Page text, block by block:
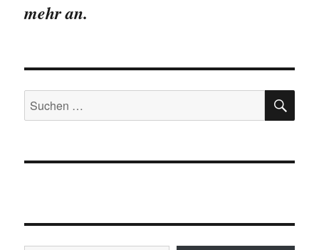
mehr an.
Suchen
nach:
Gib deine E-Mail-Adresse ein ...